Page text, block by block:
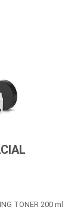
TONER 200 ml